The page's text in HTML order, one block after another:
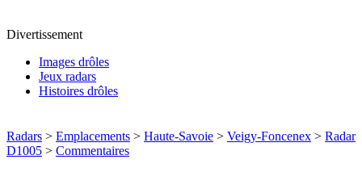
Divertissement
Images drôles
Jeux radars
Histoires drôles
Radars > Emplacements > Haute-Savoie > Veigy-Foncenex > Radar
D1005 > Commentaires